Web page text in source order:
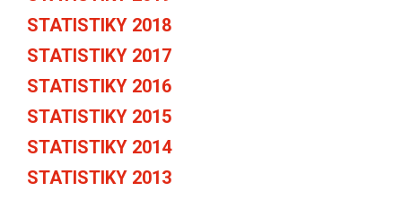
STATISTIKY 2018
STATISTIKY 2017
STATISTIKY 2016
STATISTIKY 2015
STATISTIKY 2014
STATISTIKY 2013